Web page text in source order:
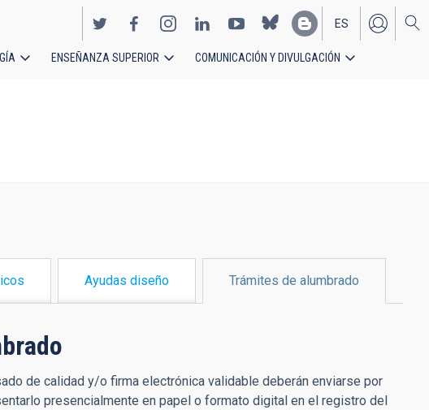
EN
ES
ENSEÑANZA SUPERIOR COMUNICACIÓN Y DIVULGACIÓN
Ayudas diseño Trámites de alumbrado
de calidad y/o firma electrónica validable deberán enviarse por
presencialmente en papel o formato digital en el registro del